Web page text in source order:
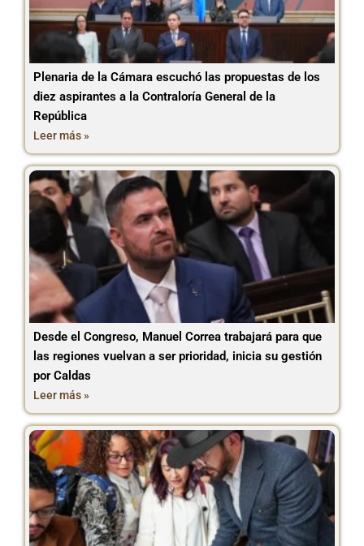
Plenaria de la Cámara escuchó las propuestas de los
diez aspirantes a la Contraloría General de la
República
Leer más »
Desde el Congreso, Manuel Correa trabajará para que
las regiones vuelvan a ser prioridad, inicia su gestión
por Caldas
Leer más »